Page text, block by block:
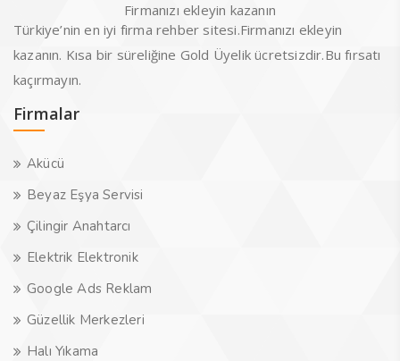
Firmanızı ekleyin kazanın
Türkiye’nin en iyi firma rehber sitesi.Firmanızı ekleyin
kazanın. Kısa bir süreliğine Gold Üyelik ücretsizdir.Bu fırsatı
kaçırmayın.
Firmalar
Akücü
Beyaz Eşya Servisi
Çilingir Anahtarcı
Elektrik Elektronik
Google Ads Reklam
Güzellik Merkezleri
Halı Yıkama